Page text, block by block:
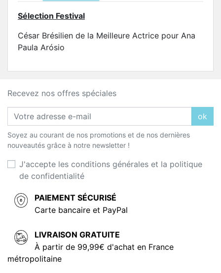
Sélection Festival
César Brésilien de la Meilleure Actrice pour Ana
Paula Arósio
Recevez nos offres spéciales
ok
Soyez au courant de nos promotions et de nos dernières
nouveautés grâce à notre newsletter !
J'accepte les conditions générales et la politique
de confidentialité
PAIEMENT SÉCURISÉ
Carte bancaire et PayPal
LIVRAISON GRATUITE
À partir de 99,99€ d'achat en France
métropolitaine